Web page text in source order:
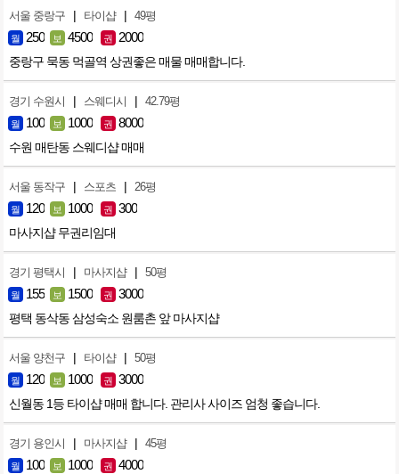
서울 중랑구 | 타이샵 | 49평
월 250 보 4500 권 2000
중랑구 묵동 먹골역 상권좋은 매물 매매합니다.
경기 수원시 | 스웨디시 | 42.79평
월 100 보 1000 권 8000
수원 매탄동 스웨디샵 매매
서울 동작구 | 스포츠 | 26평
월 120 보 1000 권 300
마사지샵 무권리임대
경기 평택시 | 마사지샵 | 50평
월 155 보 1500 권 3000
평택 동삭동 삼성숙소 원룸촌 앞 마사지샵
서울 양천구 | 타이샵 | 50평
월 120 보 1000 권 3000
신월동 1등 타이샵 매매 합니다. 관리사 사이즈 엄청 좋습니다.
경기 용인시 | 마사지샵 | 45평
월 100 보 1000 권 4000